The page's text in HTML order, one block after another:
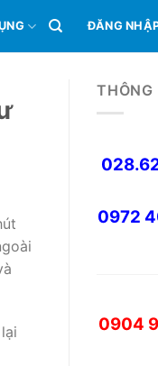
ĐĂNG
THÔNG
0972
0904